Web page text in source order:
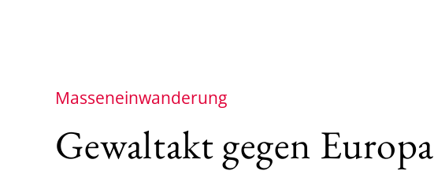
Masseneinwanderung
Gewaltakt gegen Europa